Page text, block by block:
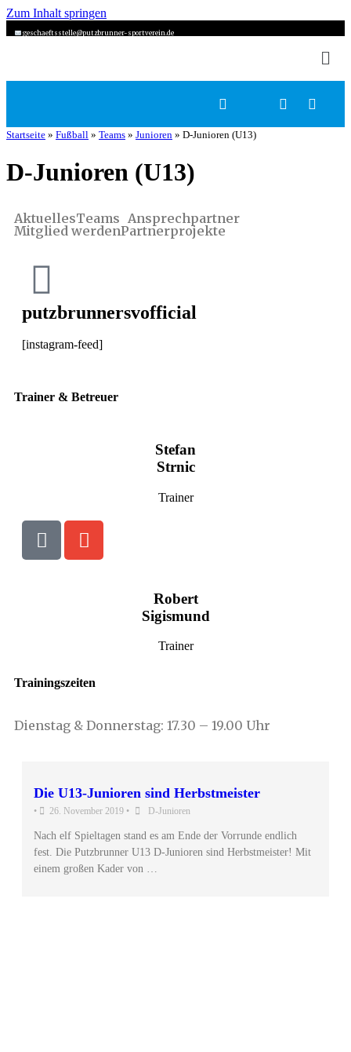
Zum Inhalt springen
geschaeftsstelle@putzbrunner-sportverein.de
Startseite » Fußball » Teams » Junioren » D-Junioren (U13)
D-Junioren (U13)
AktuellesTeams Ansprechpartner
Mitglied werdenPartnerprojekte
putzbrunnersvofficial
[instagram-feed]
Trainer & Betreuer
Stefan
Strnic
Trainer
Robert
Sigismund
Trainer
Trainingszeiten
Dienstag & Donnerstag: 17.30 – 19.00 Uhr
Die U13-Junioren sind Herbstmeister
• 26. November 2019 • D-Junioren
Nach elf Spieltagen stand es am Ende der Vorrunde endlich
fest. Die Putzbrunner U13 D-Junioren sind Herbstmeister! Mit
einem großen Kader von …